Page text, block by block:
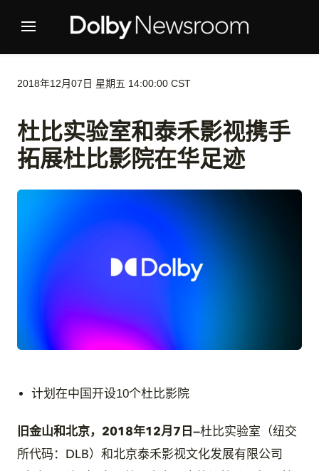
2018年12月07日 星期五 14:00:00 CST
杜比实验室和泰禾影视携手
拓展杜比影院在华足迹
计划在中国开设10个杜比影院
旧金山和北京，2018年12月7日 —杜比实验室（纽交
所代码：DLB）和北京泰禾影视文化发展有限公司